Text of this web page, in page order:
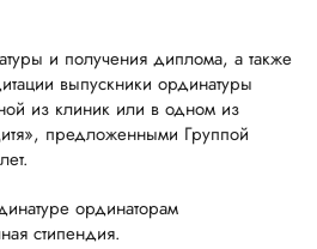
и получения диплома, а также
выпускники ординатуры
из клиник или в одном из
предложенными Группой
ординаторам
стипендия.